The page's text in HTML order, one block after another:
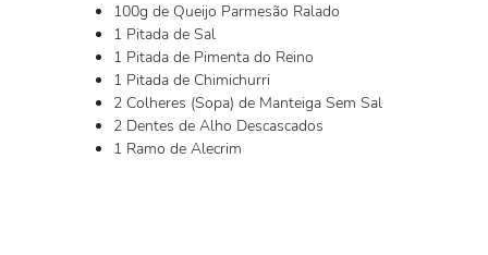
100g de Queijo Parmesão Ralado
1 Pitada de Sal
1 Pitada de Pimenta do Reino
1 Pitada de Chimichurri
2 Colheres (Sopa) de Manteiga Sem Sal
2 Dentes de Alho Descascados
1 Ramo de Alecrim